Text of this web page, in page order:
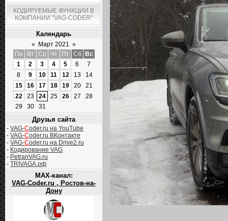
КОДИРУЕМЫЕ ФУНКЦИИ В
КОМПАНИИ "VAG-CODER"
Календарь
« Март 2021 »
Пн
Вт Ср Чт Пт Сб
Вс
1
2 3 4 5 6
7
8
9 10 11 12 13
14
15
16 17 18 19 20
21
22
23 24 25 26 27
28
29
30 31
Друзья сайта
- VAG-Coder.ru на YouTube
- VAG-Coder.ru ВКонтакте
- VAG-Coder.ru на Drive2.ru
- Кодирование VAG
- PetranVAG.ru
- TRIVAGA.рф
MAX-канал:
VAG-Coder.ru , Ростов-на-
Дону